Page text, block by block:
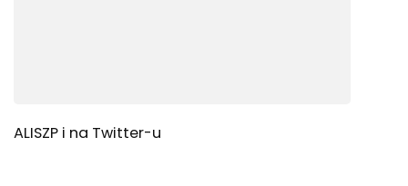
ALISZP i na Twitter-u